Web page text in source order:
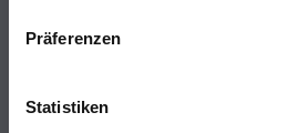
Präferenzen
Statistiken
Putze- und Spachtelmassen